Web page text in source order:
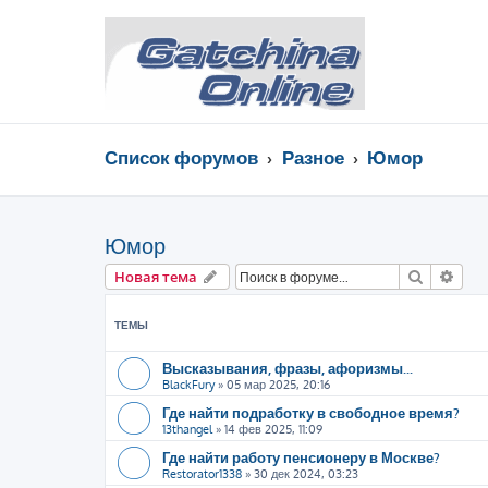
Список форумов Разное Юмор
Юмор
Новая тема Поиск
ТЕМЫ
Высказывания, фразы, афоризмы...
BlackFury» 05 мар 2025, 20:16
Где найти подработку в свободное время?
13thangel» 14 фев 2025, 11:09
Где найти работу пенсионеру в Москве?
Restorator1338 » 30 дек 2024, 03:23